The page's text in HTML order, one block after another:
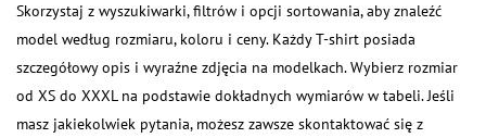
Skorzystaj z wyszukiwarki, filtrów i opcji sortowania, aby znaleźć
model według rozmiaru, koloru i ceny. Każdy T-shirt posiada
szczegółowy opis i wyraźne zdjęcia na modelkach. Wybierz rozmiar
od XS do XXXL na podstawie dokładnych wymiarów w tabeli. Jeśli
masz jakiekolwiek pytania, możesz zawsze skontaktować się z